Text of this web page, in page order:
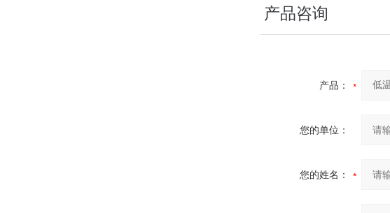
产品咨询
产品：
您的单位：
您的姓名：